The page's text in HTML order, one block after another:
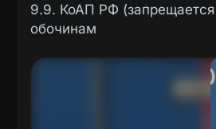
9.9. КоАП РФ
обочинам